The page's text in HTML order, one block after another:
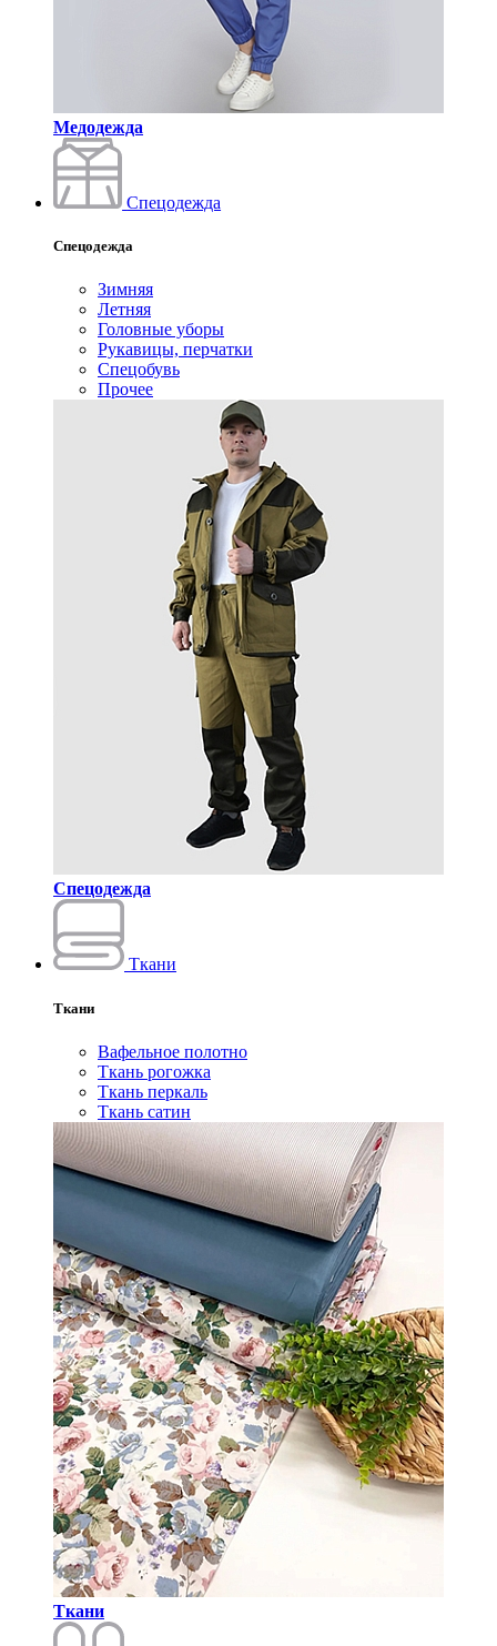
Медодежда
Спецодежда
Спецодежда
Зимняя
Летняя
Головные уборы
Рукавицы, перчатки
Спецобувь
Прочее
Спецодежда
Ткани
Ткани
Вафельное полотно
Ткань рогожка
Ткань перкаль
Ткань сатин
Ткани